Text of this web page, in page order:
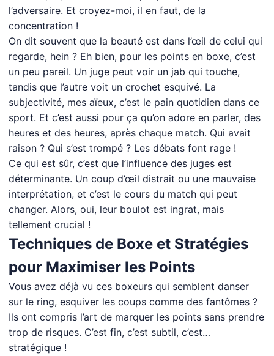
l’adversaire. Et croyez-moi, il en faut, de la
concentration !
On dit souvent que la beauté est dans l’œil de celui qui
regarde, hein ? Eh bien, pour les points en boxe, c’est
un peu pareil. Un juge peut voir un jab qui touche,
tandis que l’autre voit un crochet esquivé. La
subjectivité, mes aïeux, c’est le pain quotidien dans ce
sport. Et c’est aussi pour ça qu’on adore en parler, des
heures et des heures, après chaque match. Qui avait
raison ? Qui s’est trompé ? Les débats font rage !
Ce qui est sûr, c’est que l’influence des juges est
déterminante. Un coup d’œil distrait ou une mauvaise
interprétation, et c’est le cours du match qui peut
changer. Alors, oui, leur boulot est ingrat, mais
tellement crucial !
Techniques de Boxe et Stratégies
pour Maximiser les Points
Vous avez déjà vu ces boxeurs qui semblent danser
sur le ring, esquiver les coups comme des fantômes ?
Ils ont compris l’art de marquer les points sans prendre
trop de risques. C’est fin, c’est subtil, c’est…
stratégique !